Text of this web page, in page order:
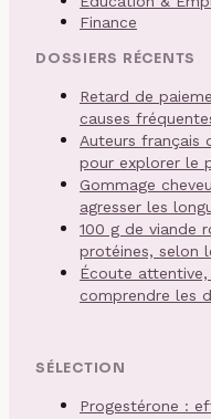
Finance
DOSSIERS RÉCENTS
Retard de
causes
Auteurs français
pour explorer le
Gommage
agresser les
100 g de viande
protéines, selon
Écoute
comprendre les
SÉLECTION
Progestérone :